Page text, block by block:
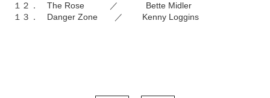
１２． The Rose ／ Bette Midler
１３． Danger Zone ／ Kenny Loggins